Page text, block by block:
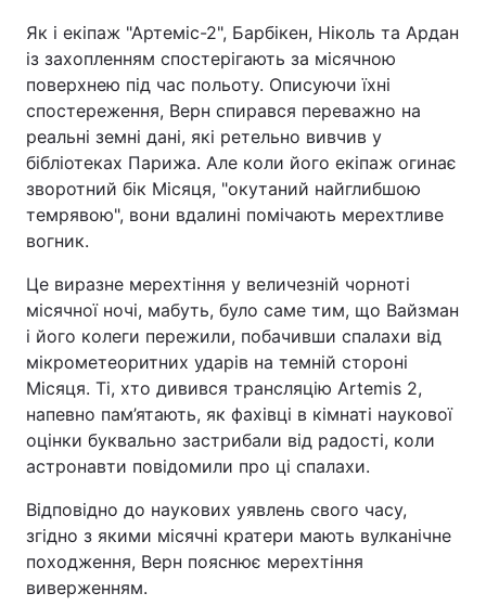
Як і екіпаж "Артеміс-2", Барбікен, Ніколь та Ардан
із захопленням спостерігають за місячною
поверхнею під час польоту. Описуючи їхні
спостереження, Верн спирався переважно на
реальні земні дані, які ретельно вивчив у
бібліотеках Парижа. Але коли його екіпаж огинає
зворотний бік Місяця, "окутаний найглибшою
темрявою", вони вдалині помічають мерехтливе
вогник.
Це виразне мерехтіння у величезній чорноті
місячної ночі, мабуть, було саме тим, що Вайзман
і його колеги пережили, побачивши спалахи від
мікрометеоритних ударів на темній стороні
Місяця. Ті, хто дивився трансляцію Artemis 2,
напевно пам’ятають, як фахівці в кімнаті наукової
оцінки буквально застрибали від радості, коли
астронавти повідомили про ці спалахи.
Відповідно до наукових уявлень свого часу,
згідно з якими місячні кратери мають вулканічне
походження, Верн пояснює мерехтіння
виверженням.